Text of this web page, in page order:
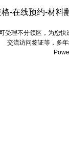
-在线预约-材料
受理不分领区，为您
交流访问签证等，多